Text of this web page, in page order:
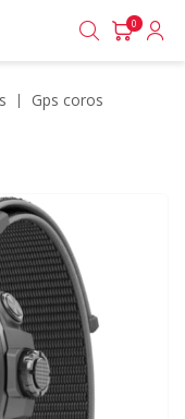
0
gps coros